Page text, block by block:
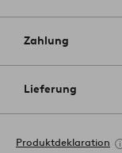
Zahlung
Lieferung
Produktdeklaration